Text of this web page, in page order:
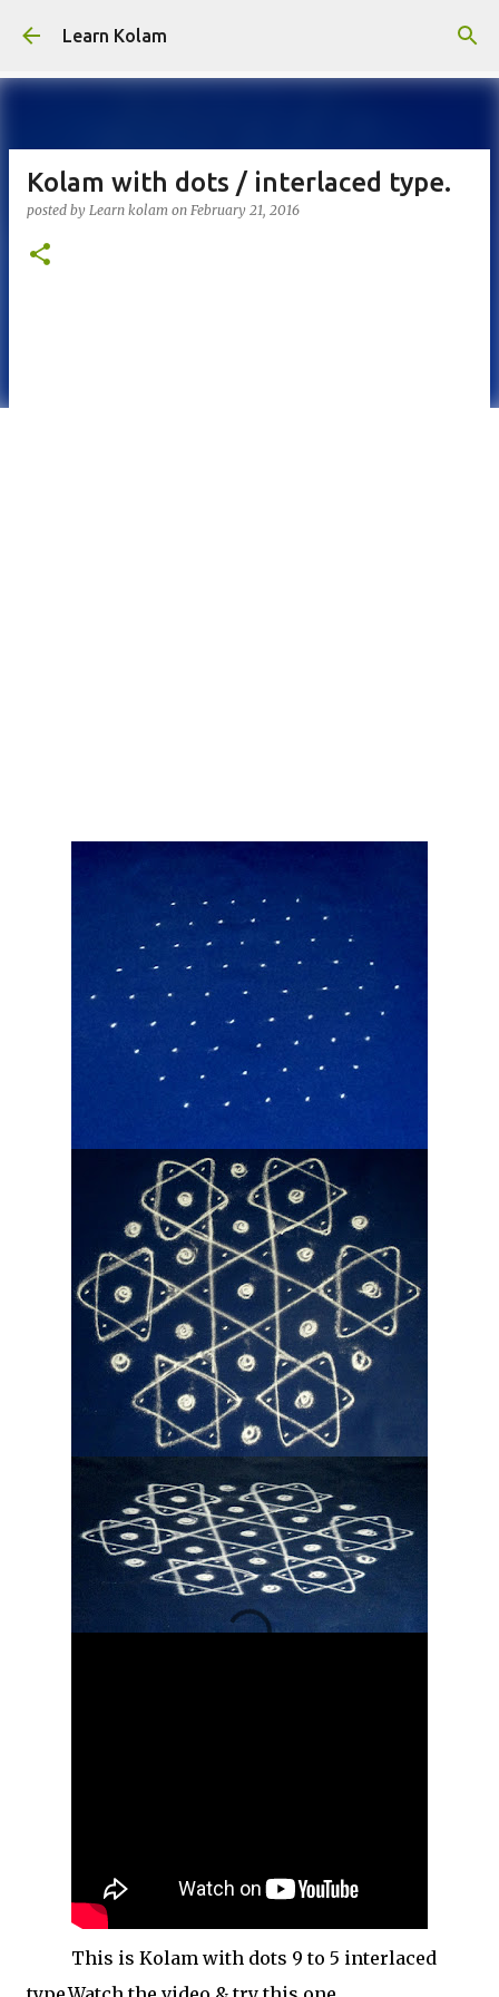
Learn Kolam
Kolam with dots / interlaced type.
posted by Learn kolam on February 21, 2016
This is Kolam with dots 9 to 5 interlaced